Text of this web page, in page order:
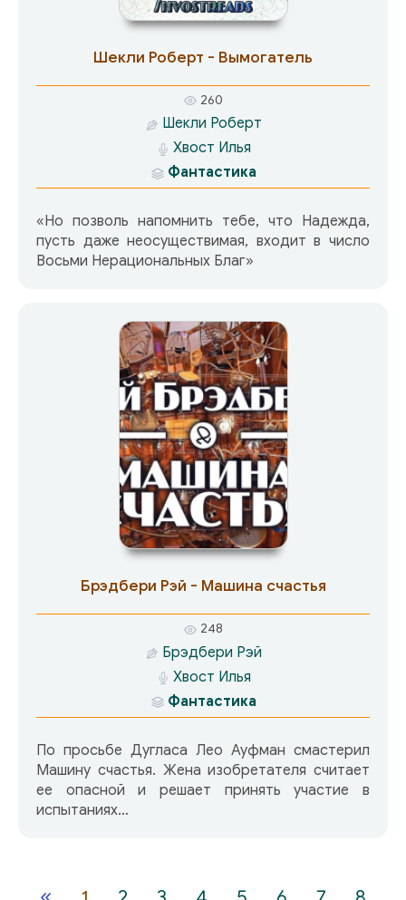
Шекли Роберт - Вымогатель
260
Шекли Роберт
Хвост Илья
Фантастика
«Но позволь напомнить тебе, что Надежда,
пусть даже неосуществимая, входит в число
Восьми Нерациональных Благ»
Брэдбери Рэй - Машина счастья
248
Брэдбери Рэй
Хвост Илья
Фантастика
По просьбе Дугласа Лео Ауфман смастерил
Машину счастья. Жена изобретателя считает
ее опасной и решает принять участие в
испытаниях…